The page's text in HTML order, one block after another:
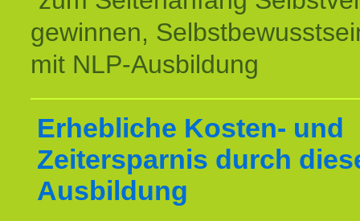
gewinnen,
mit NLP-Ausbildung
Erhebliche Kosten- und
Zeitersparnis durch
Ausbildung